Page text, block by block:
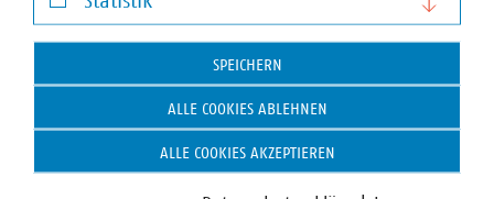
seifert(at)vku(dot)de
BundesnetzagenturEnergievertrieb und Energielieferung
Statistik
SPEICHERN
ALLE COOKIES ABLEHNEN
ALLE COOKIES AKZEPTIEREN